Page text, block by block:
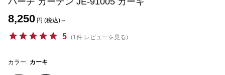
8,250 円 (税込)～
5 (1件 レビューを見る)
カラー: カーキ